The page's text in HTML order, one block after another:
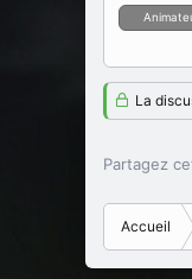
La
Partagez
Accueil